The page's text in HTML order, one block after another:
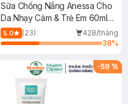
Sữa Chống Nắng Anessa Cho
Da Nhạy Cảm & Trẻ Em 60ml
(Mới)
5.0 (23)
428/tháng
38%
-59 %